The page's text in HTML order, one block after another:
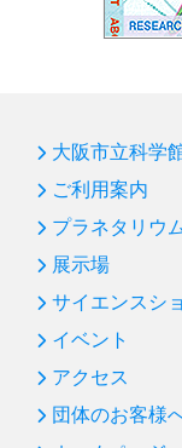
第90回国際
第87回サイエ
第86回 プラネ
第85回 サイエ
新年のごあいさ
第84回 プラ
～」
第83回 サイ
第82回 プラネ
大阪市立科学
ご利用案内
プラネタリウ
展示場
サイエンスシ
イベント
アクセス
団体のお客様